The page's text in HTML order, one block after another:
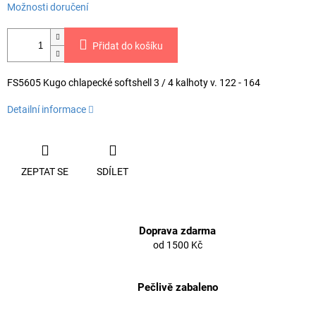
Možnosti doručení
Přidat do košíku
FS5605 Kugo chlapecké softshell 3 / 4 kalhoty v. 122 - 164
Detailní informace
ZEPTAT SE SDÍLET
Doprava zdarma
od 1500 Kč
Pečlivě zabaleno